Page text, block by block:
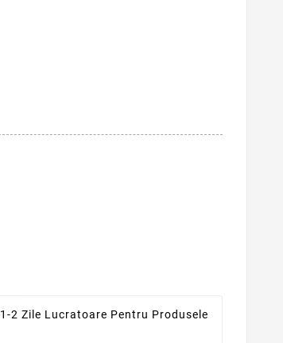
1-2 Zile Lucratoare Pentru Produsele